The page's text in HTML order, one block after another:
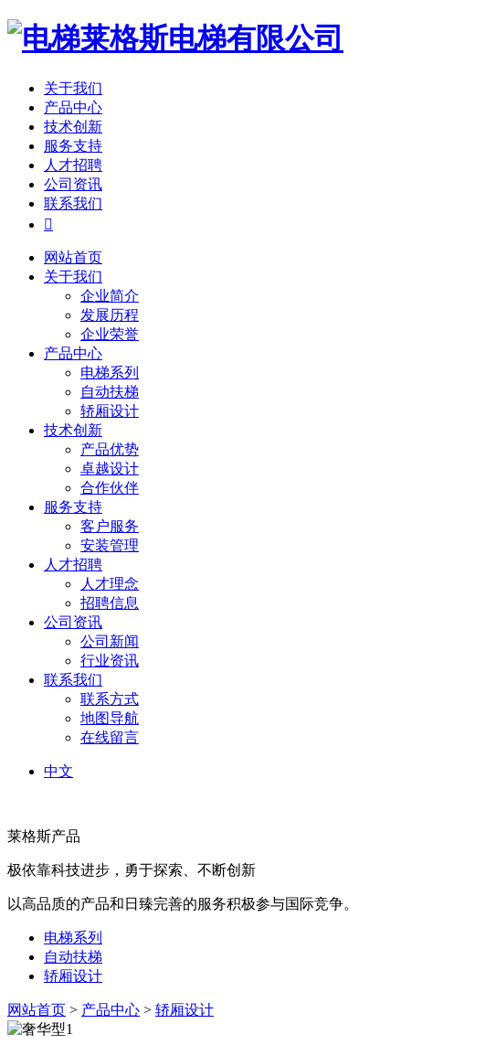
关于我们
产品中心
技术创新
服务支持
人才招聘
公司资讯
联系我们

网站首页
关于我们
企业简介
发展历程
企业荣誉
产品中心
电梯系列
自动扶梯
轿厢设计
技术创新
产品优势
卓越设计
合作伙伴
服务支持
客户服务
安装管理
人才招聘
人才理念
招聘信息
公司资讯
公司新闻
行业资讯
联系我们
联系方式
地图导航
在线留言
中文
莱格斯产品
极依靠科技进步，勇于探索、不断创新
以高品质的产品和日臻完善的服务积极参与国际竞争。
电梯系列
自动扶梯
轿厢设计
网站首页 > 产品中心 > 轿厢设计